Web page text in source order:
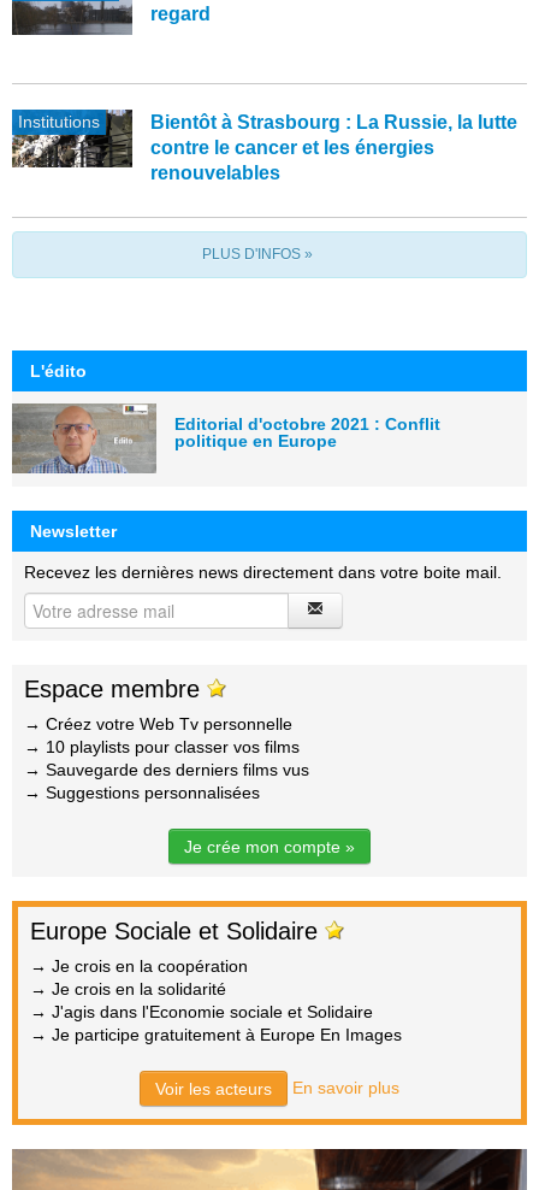
regard
Institutions
Bientôt à Strasbourg : La Russie, la lutte
contre le cancer et les énergies
renouvelables
PLUS D'INFOS »
L'édito
Editorial d'octobre 2021 : Conflit
politique en Europe
Newsletter
Recevez les dernières news directement dans votre boite mail.
Espace membre
→ Créez votre Web Tv personnelle
→ 10 playlists pour classer vos films
→ Sauvegarde des derniers films vus
→ Suggestions personnalisées
Je crée mon compte »
Europe Sociale et Solidaire
→ Je crois en la coopération
→ Je crois en la solidarité
→ J'agis dans l'Economie sociale et Solidaire
→ Je participe gratuitement à Europe En Images
Voir les acteurs En savoir plus